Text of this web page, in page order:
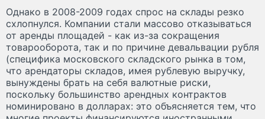
Однако в 2008-2009 годах спрос на склады резко
схлопнулся. Компании стали массово отказываться
от аренды площадей - как из-за сокращения
товарооборота, так и по причине девальвации рубля
(специфика московского складского рынка в том,
что арендаторы складов, имея рублевую выручку,
вынуждены брать на себя валютные риски,
поскольку большинство арендных контрактов
номинировано в долларах: это объясняется тем, что